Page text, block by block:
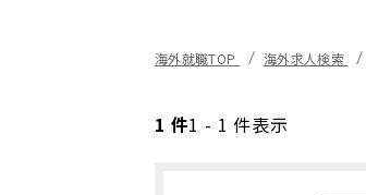
海外就職TOP 海外求人検索
1 件1 - 1 件表示